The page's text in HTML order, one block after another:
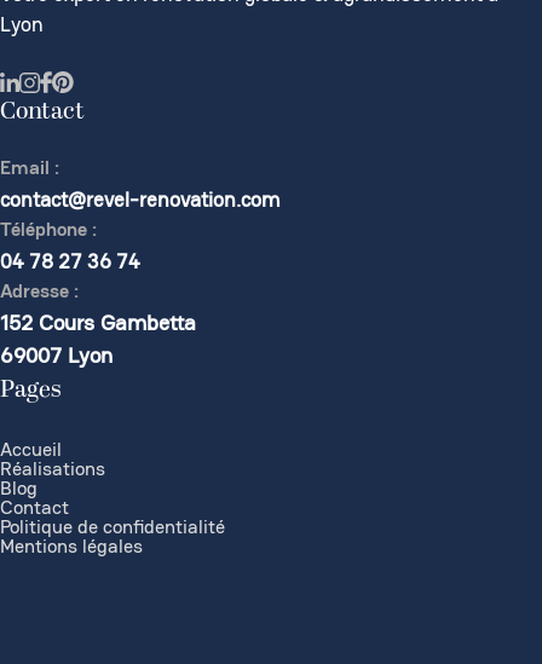
Lyon
Contact
Email :
contact@revel-renovation.com
Téléphone :
04 78 27 36 74
Adresse :
152 Cours Gambetta
69007 Lyon
Pages
Accueil
Réalisations
Blog
Contact
Politique de confidentialité
Mentions légales